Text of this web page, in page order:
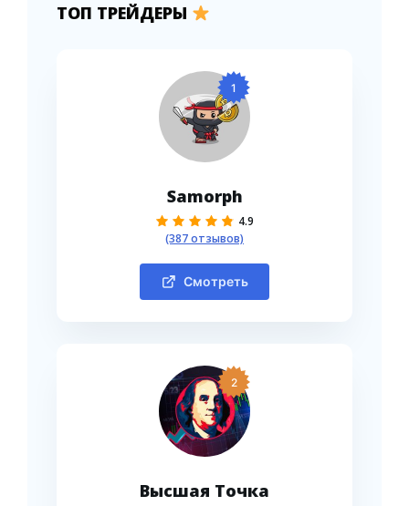
ТОП ТРЕЙДЕРЫ
1
Samorph
4.9
(387 отзывов)
Смотреть
2
Высшая Точка